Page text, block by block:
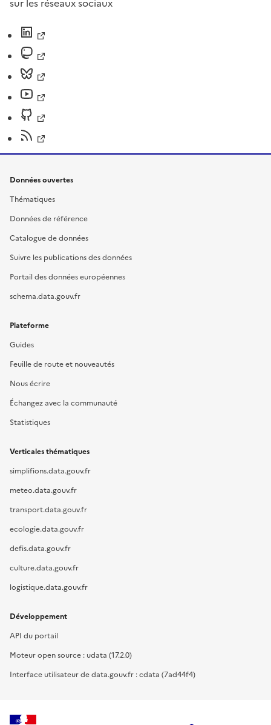
Données ouvertes
Thématiques
Données de référence
Catalogue de données
Suivre les publications des données
Portail des données européennes
schema.data.gouv.fr
Plateforme
Guides
Feuille de route et nouveautés
Nous écrire
Échangez avec la communauté
Statistiques
Verticales thématiques
simplifions.data.gouv.fr
meteo.data.gouv.fr
transport.data.gouv.fr
ecologie.data.gouv.fr
defis.data.gouv.fr
culture.data.gouv.fr
logistique.data.gouv.fr
Développement
API du portail
Moteur open source : udata (17.2.0)
Interface utilisateur de data.gouv.fr : cdata (7ad44f4)